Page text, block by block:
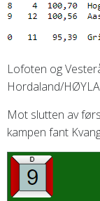
Lofoten og
Hordaland/
Mot slutten av
kampen fant